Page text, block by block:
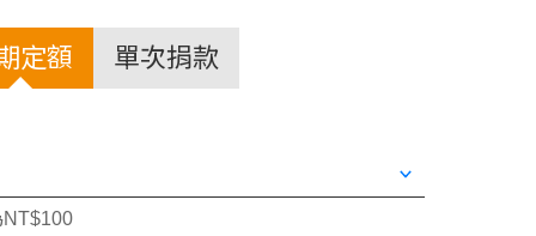
定額 單次捐款
NT$100